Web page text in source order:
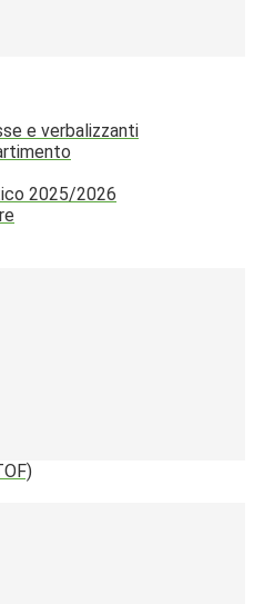
e verbalizzanti
2025/2026